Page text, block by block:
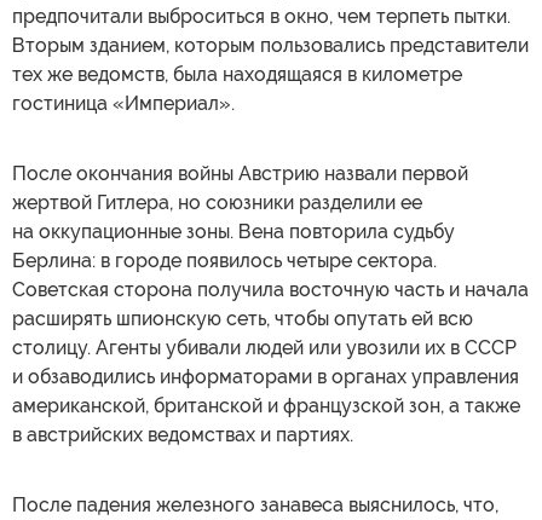
предпочитали выброситься в окно, чем терпеть пытки.
Вторым зданием, которым пользовались представители
тех же ведомств, была находящаяся в километре
гостиница «Империал».
После окончания войны Австрию назвали первой
жертвой Гитлера, но союзники разделили ее
на оккупационные зоны. Вена повторила судьбу
Берлина: в городе появилось четыре сектора.
Советская сторона получила восточную часть и начала
расширять шпионскую сеть, чтобы опутать ей всю
столицу. Агенты убивали людей или увозили их в СССР
и обзаводились информаторами в органах управления
американской, британской и французской зон, а также
в австрийских ведомствах и партиях.
После падения железного занавеса выяснилось, что,